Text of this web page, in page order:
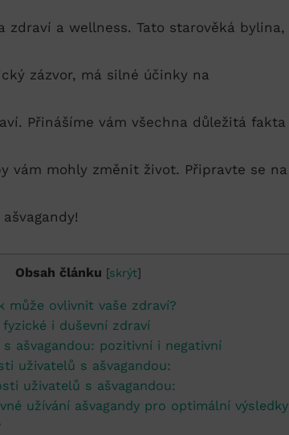
zdraví‌ a wellness. Tato starověká bylina,
⁣zázvor, ⁣má silné účinky na
Přinášíme vám​ všechna ⁣důležitá fakta
vám mohly změnit ⁢život. Připravte‍ se na
Obsah článku [skrýt]
může⁢ ovlivnit vaše zdraví?
fyzické i duševní zdraví
ašvagandou: pozitivní i negativní
uživatelů s ašvagandou:
uživatelů ⁣s ašvagandou:
užívání ašvagandy pro‍ optimální výsledky